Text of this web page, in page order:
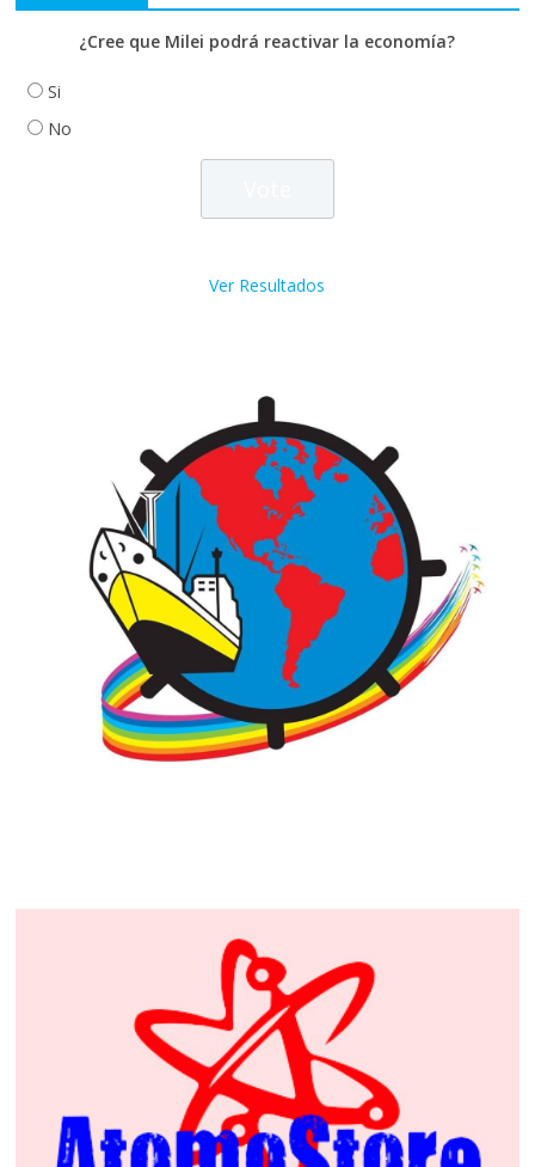
¿Cree que Milei podrá reactivar la economía?
Si
No
Ver Resultados